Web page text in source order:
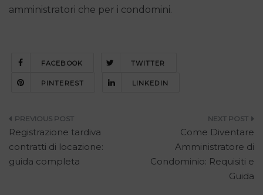
amministratori che per i condomini.
FACEBOOK TWITTER
PINTEREST LINKEDIN
Navigazione
articoli
Registrazione tardiva
contratti di locazione:
guida completa
Come Diventare
Amministratore di
Condominio: Requisiti e
Guida